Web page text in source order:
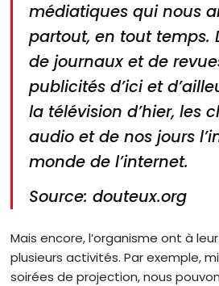
médiatiques qui nous
partout, en tout temps.
de journaux et de
publicités d’ici et
la télévision d’hier, les
audio et de nos jours
monde de l’internet.
Source: douteux.org
Mais encore, l’organisme ont à
plusieurs activités. Par exemple,
soirées de projection, nous